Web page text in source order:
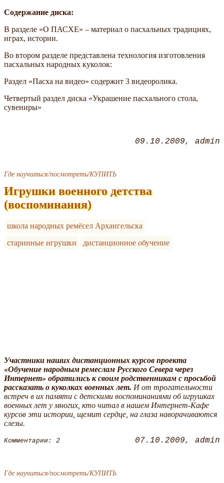
Содержание диска:
В разделе «О ПАСХЕ» – материал о пасхальных традициях,
играх, истории.
Во втором разделе представлена технология изготовления
пасхальных народных куколок:
Раздел «Пасха на видео» содержит 3 видеоролика.
Четвертый раздел диска «Украшение пасхального стола,
сувениры»
09.10.2009 admin
Где научиться/посмотреть/КУПИТЬ
Игрушки военного детства
(воспоминания)
школа народных ремёсел Архангельска
старинные игрушки
дистанционное обучение
Участники наших дистанционных курсов проекта
«Обучение народным ремеслам Русского Севера через
Интернет» обратились к своим родственникам с просьбой
рассказать о куколках военных лет. И от трогательности
встреч в их памяти с детскими воспоминаниями об игрушках
военных лет у многих, кто читал в нашем Интернет-Кафе
курсов эти истории, щемит сердце, на глаза наворачиваются
слезы.
Комментарии: 2 07.10.2009 admin
Где научиться/посмотреть/КУПИТЬ